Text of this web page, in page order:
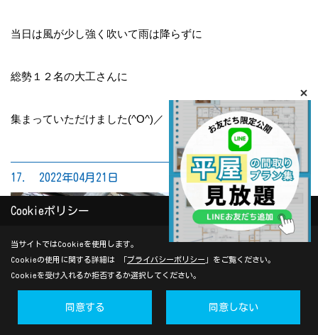
当日は風が少し強く吹いて雨は降らずに
総勢１２名の大工さんに
集まっていただけました(^O^)／
17. 2022年04月21日
Cookieポリシー
当サイトではCookieを使用します。
Cookieの使用に関する詳細は 「プライバシーポリシー 」をご覧ください。
Cookieを受け入れるか拒否するか選択してください。
同意する 同意しない